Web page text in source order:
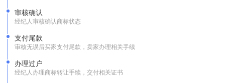
审核确认
经纪人审核确认商标状态
支付尾款
审核无误后买家支付尾款，卖家办理相关手续
办理过户
经纪人办理商标转让手续，交付相关证书